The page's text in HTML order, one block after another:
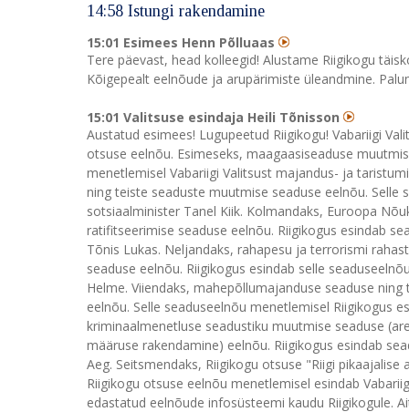
14:58 Istungi rakendamine
15:01 Esimees Henn Põlluaas
Tere päevast, head kolleegid! Alustame Riigikogu
Kõigepealt eelnõude ja arupärimiste üleandmine.
15:01 Valitsuse esindaja Heili Tõnisson
Austatud esimees! Lugupeetud Riigikogu! Vabariigi
otsuse eelnõu. Esimeseks, maagaasiseaduse
menetlemisel Vabariigi Valitsust majandus- ja
ning teiste seaduste muutmise seaduse eelnõu. Selle
sotsiaalminister Tanel Kiik. Kolmandaks, Euroopa
ratifitseerimise seaduse eelnõu. Riigikogus esindab
Tõnis Lukas. Neljandaks, rahapesu ja terrorismi
seaduse eelnõu. Riigikogus esindab selle
Helme. Viiendaks, mahepõllumajanduse seaduse
eelnõu. Selle seaduseelnõu menetlemisel Riigikogus
kriminaalmenetluse seadustiku muutmise seaduse
määruse rakendamine) eelnõu. Riigikogus esindab
Aeg. Seitsmendaks, Riigikogu otsuse "Riigi
Riigikogu otsuse eelnõu menetlemisel esindab
edastatud eelnõude infosüsteemi kaudu Riigikogule.